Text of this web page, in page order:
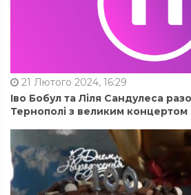
21 Лютого 2024, 16:29
Іво Бобул та Ліля Сандулеса
Тернополі з великим концертом